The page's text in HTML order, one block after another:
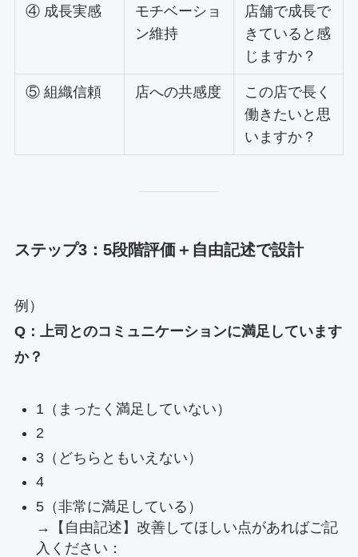
④ 成長実感
モチベーショ
ン維持
店舗で成長で
きていると感
じますか？
⑤ 組織信頼 店への共感度
この店で長く
働きたいと思
いますか？
ステップ3：5段階評価＋自由記述で設計
例）
Q：上司とのコミュニケーションに満足しています
か？
1（まったく満足していない）
2
3（どちらともいえない）
4
5（非常に満足している）
→【自由記述】改善してほしい点があればご記
入ください：